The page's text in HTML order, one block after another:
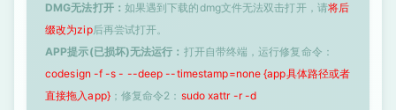
DMG无法打开： 如果遇到下载的dmg文件无法双击打开，请将后
缀改为zip后再尝试打开。
APP提示(已损坏)无法运行： 打开自带终端，运行修复命令：
codesign -f -s - --deep --timestamp=none {app具体路径或者
直接拖入app}；修复命令2： sudo xattr -r -d